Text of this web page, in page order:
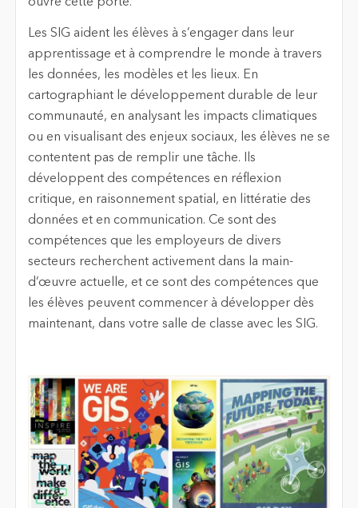
Les SIG aident les élèves à s’engager dans leur
apprentissage et à comprendre le monde à travers
les données, les modèles et les lieux. En
cartographiant le développement durable de leur
communauté, en analysant les impacts climatiques
ou en visualisant des enjeux sociaux, les élèves ne se
contentent pas de remplir une tâche. Ils
développent des compétences en réflexion
critique, en raisonnement spatial, en littératie des
données et en communication. Ce sont des
compétences que les employeurs de divers
secteurs recherchent activement dans la main-
d’œuvre actuelle, et ce sont des compétences que
les élèves peuvent commencer à développer dès
maintenant, dans votre salle de classe avec les SIG.